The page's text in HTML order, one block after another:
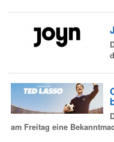
am Freitag eine